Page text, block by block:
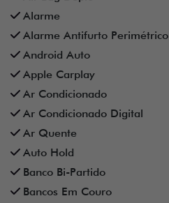
Alarme
Alarme Antifurto Perimétrico
Android Auto
Apple Carplay
Ar Condicionado
Ar Condicionado Digital
Ar Quente
Auto Hold
Banco Bi-Partido
Bancos Em Couro